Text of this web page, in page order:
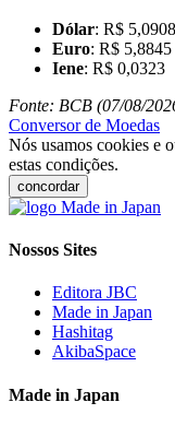
Dólar: R$ 5,0908
Euro: R$ 5,8845
Iene: R$ 0,0323
Fonte: BCB (07/08/
Conversor de Moedas
Nós usamos cookies e
estas condições.
concordar
Nossos Sites
Editora JBC
Made in Japan
Hashitag
AkibaSpace
Made in Japan